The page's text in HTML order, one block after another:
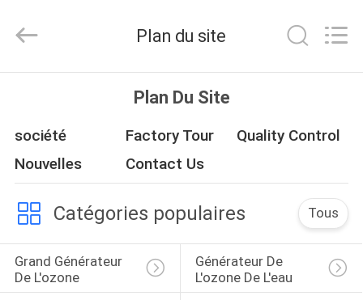
PRODUITS
AU
SUJET
DE
NOUS
Guangzhou OSUNSHINE Environmental Technology Co., Ltd.
Plan du site
Plan Du Site
société Factory Tour
Quality Control
Nouvelles
Contact Us
Catégories populaires Tous
Grand Générateur
De L'ozone
Générateur De
L'ozone De L'eau